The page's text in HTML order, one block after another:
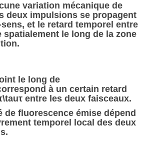
variation mécanique de
deux impulsions se propagent
, et le retard temporel entre
spatialement le long de la zone
.
le long de
à un certain retard
τentre les deux faisceaux.
de fluorescence émise dépend
temporel local des deux